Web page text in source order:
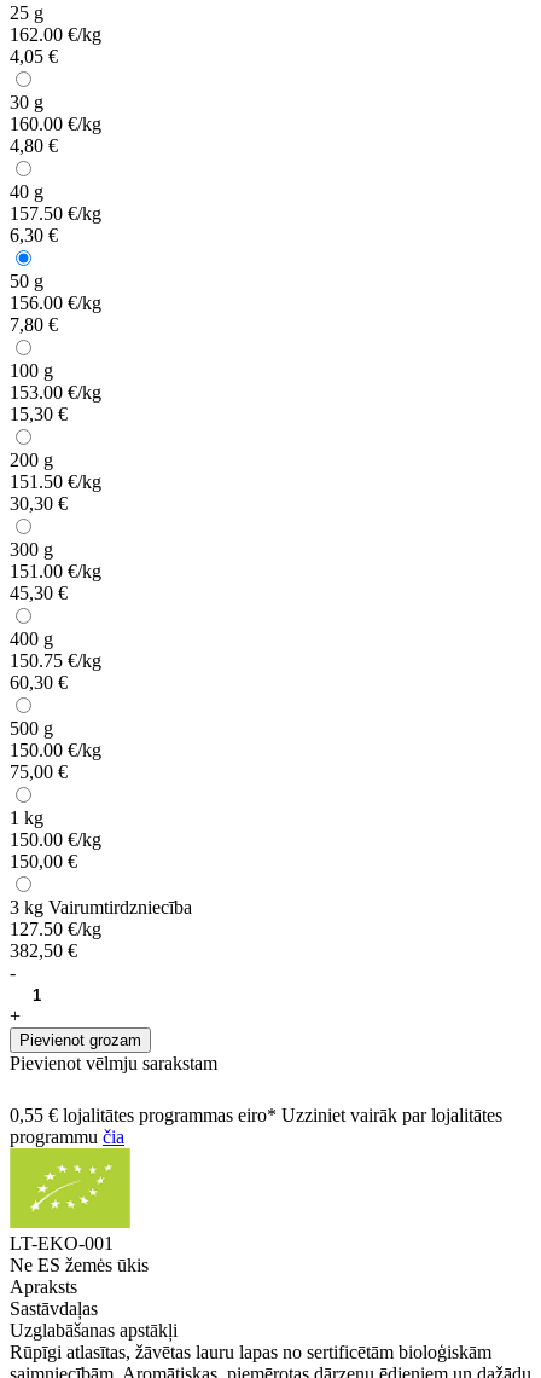
25 g
162.00 €/kg
4,05 €
30 g
160.00 €/kg
4,80 €
40 g
157.50 €/kg
6,30 €
50 g
156.00 €/kg
7,80 €
100 g
153.00 €/kg
15,30 €
200 g
151.50 €/kg
30,30 €
300 g
151.00 €/kg
45,30 €
400 g
150.75 €/kg
60,30 €
500 g
150.00 €/kg
75,00 €
1 kg
150.00 €/kg
150,00 €
3 kg Vairumtirdzniecība
127.50 €/kg
382,50 €
-
+
Pievienot grozam
Pievienot vēlmju sarakstam
0,55 € lojalitātes programmas eiro* Uzziniet vairāk par lojalitātes
programmu čia
LT-EKO-001
Ne ES žemės ūkis
Apraksts
Sastāvdaļas
Uzglabāšanas apstākļi
Rūpīgi atlasītas, žāvētas lauru lapas no sertificētām bioloģiskām
saimniecībām. Aromātiskas, piemērotas dārzeņu ēdieniem un dažādu